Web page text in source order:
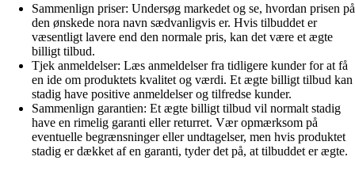
Sammenlign priser: Undersøg markedet og se, hvordan prisen på
den ønskede nora navn sædvanligvis er. Hvis tilbuddet er
væsentligt lavere end den normale pris, kan det være et ægte
billigt tilbud.
Tjek anmeldelser: Læs anmeldelser fra tidligere kunder for at få
en ide om produktets kvalitet og værdi. Et ægte billigt tilbud kan
stadig have positive anmeldelser og tilfredse kunder.
Sammenlign garantien: Et ægte billigt tilbud vil normalt stadig
have en rimelig garanti eller returret. Vær opmærksom på
eventuelle begrænsninger eller undtagelser, men hvis produktet
stadig er dækket af en garanti, tyder det på, at tilbuddet er ægte.